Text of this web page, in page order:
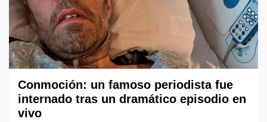
Conmoción: un famoso periodista fue
internado tras un dramático episodio en
vivo